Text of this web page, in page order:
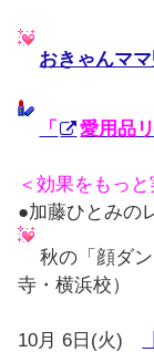
おきゃんマ
「 愛用品
＜効果をもっ
●加藤ひとみの
秋の「顔ダ
寺・横浜校）
10月 6日(火)